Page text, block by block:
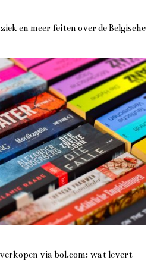
en meer feiten over de Belgische
via bol.com: wat levert